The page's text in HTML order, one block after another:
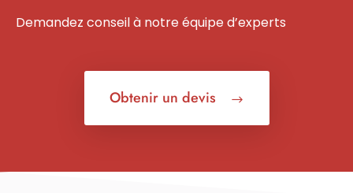
Demandez conseil à notre équipe d’experts
Obtenir un devis